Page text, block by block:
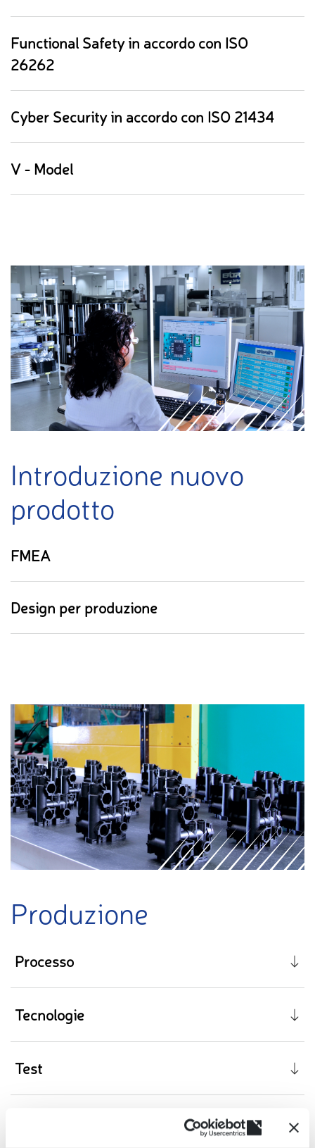
(opens
Functional Safety in accordo con ISO
26262
Cyber Security in accordo con ISO 21434
V - Model
Introduzione nuovo
prodotto
FMEA
Design per produzione
Produzione
Processo
Tecnologie
Test